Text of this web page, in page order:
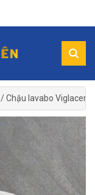
/Chậu lavabo Viglacera